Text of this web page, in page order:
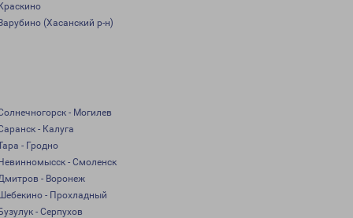
(Хасанский р-н)
- Могилев
- Калуга
- Гродно
- Смоленск
- Воронеж
- Прохладный
- Серпухов